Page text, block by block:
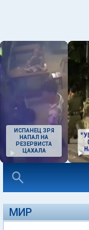
ИСПАНЕЦ ЗРЯ
НАПАЛ НА
РЕЗЕРВИСТА
ЦАХАЛА
МИР